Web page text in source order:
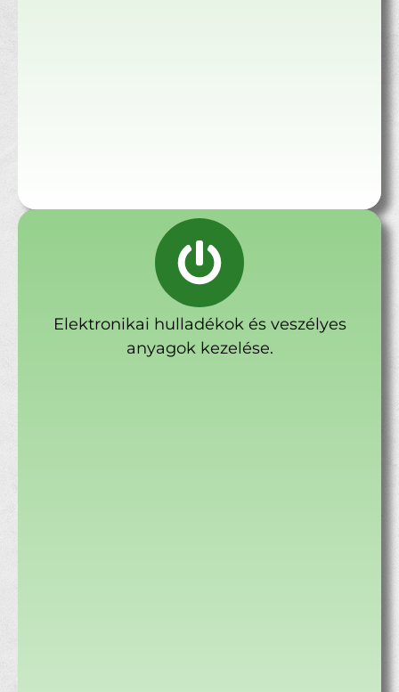
Elektronikai hulladékok és veszélyes
anyagok kezelése.